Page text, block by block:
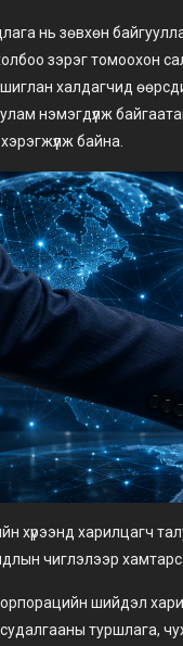
нь зөвхөн
зэрэг томоохон
халдагчид
нэмэгдүүлж
байна.
хүрээнд харилцагч
чиглэлээр
шийдэл
туршлага,